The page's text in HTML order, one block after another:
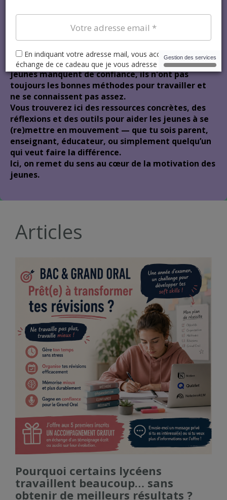
Bienvenue sur mon
blog!
Ce blog est né d’un constat simple : beaucoup de
jeunes manquent de confiance, ils n'ont pas
toujours les bonnes méthodes pour travailler et
ne se connaissent pas assez.
Vous trouverez ici des ressources concrètes, des
réflexions et des outils pour aider les jeunes à se
(re)mettre en mouvement — que tu sois parent,
enseignant, éducateur, ou simplement quelqu’un
qui veut faire la différence.
Ici, on remet du sens au cœur de la motivation des
jeunes.
Articles
Pourquoi certains lycéens
travaillent beaucoup… sans
obtenir de meilleurs résultats ?